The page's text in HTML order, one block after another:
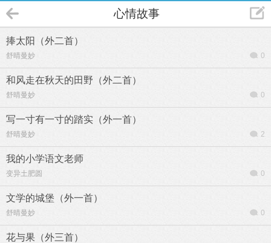
心情故事
捧太阳（外二首）
舒晴曼妙 0
和风走在秋天的田野（外二首）
舒晴曼妙 0
写一寸有一寸的踏实（外一首）
舒晴曼妙 2
我的小学语文老师
变异土肥圆 0
文学的城堡（外一首）
舒晴曼妙 0
花与果（外三首）